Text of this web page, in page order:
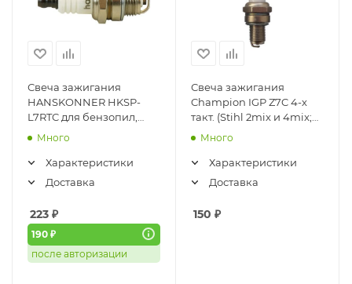
Свеча зажигания
HANSKONNER HKSP-
L7RTC для бензопил,
M14*1,25, резистор,
Много
Характеристики
Доставка
223 ₽
190 ₽
после авторизации
Свеча зажигания
Champion IGP Z7C 4-х
такт. (Stihl 2mix и 4mix;
Chаmpion242,345,335,340/
Много
Характеристики
Доставка
150 ₽